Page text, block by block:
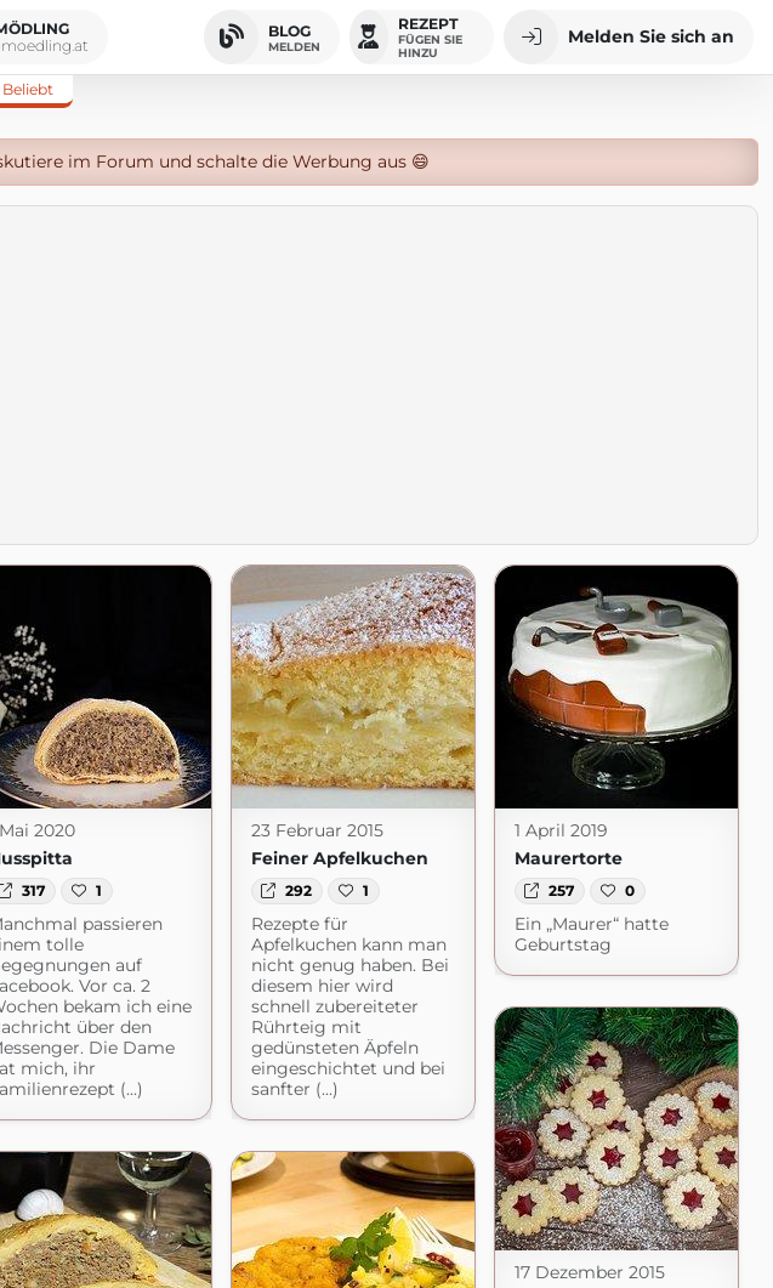
BLOG
MELDEN
REZEPT
FÜGEN SIE
HINZU
Melden Sie sich an
Beliebt
im Forum und schalte die Werbung aus 😄
2020
317 1
passieren
tolle
auf
Vor ca. 2
bekam ich eine
über den
Die Dame
mich, ihr
(...)
23 Februar 2015
Feiner Apfelkuchen
292 1
Rezepte für
Apfelkuchen kann man
nicht genug haben. Bei
diesem hier wird
schnell zubereiteter
Rührteig mit
gedünsteten Äpfeln
eingeschichtet und bei
sanfter (...)
1 April 2019
Maurertorte
257 0
Ein „Maurer“ hatte
Geburtstag
17 Dezember 2015